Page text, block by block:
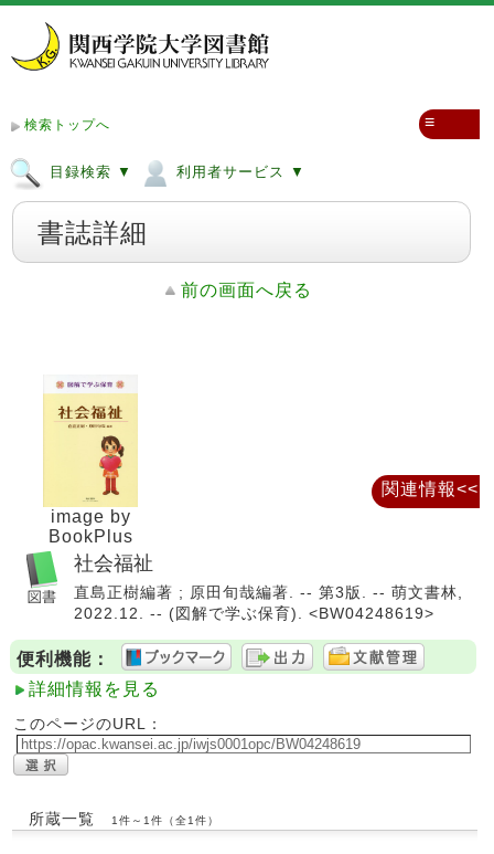
検索トップへ
目録検索 ▼ 利用者サービス ▼
≡
書誌詳細
前の画面へ戻る
image by
BookPlus
社会福祉
直島正樹編著 ; 原田旬哉編著. -- 第3版. -- 萌文書林,
2022.12. -- (図解で学ぶ保育). <BW04248619>
便利機能：
詳細情報を見る
このページのURL：
所蔵一覧 1件～1件（全1件）
関連情報<<